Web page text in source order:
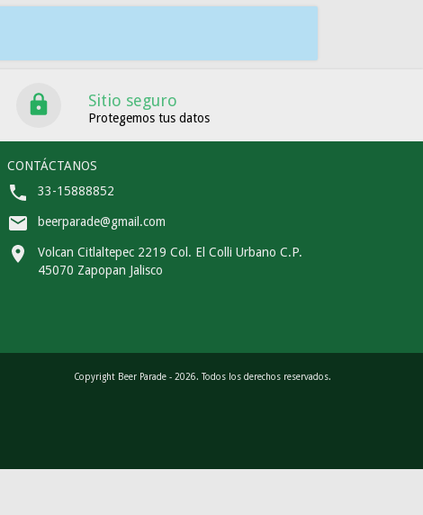
Sitio seguro
Protegemos tus datos
CONTÁCTANOS
33-15888852
beerparade@gmail.com
Volcan Citlaltepec 2219 Col. El Colli Urbano C.P.
45070 Zapopan Jalisco
Copyright Beer Parade - 2026. Todos los derechos reservados.